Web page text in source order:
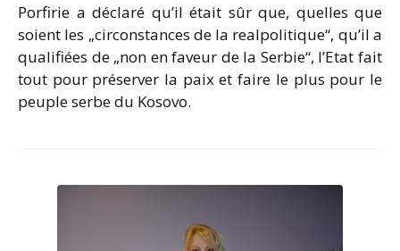
Porfirie a déclaré qu’il était sûr que, quelles que
soient les „circonstances de la realpolitique“, qu’il a
qualifiées de „non en faveur de la Serbie“, l’Etat fait
tout pour préserver la paix et faire le plus pour le
peuple serbe du Kosovo.